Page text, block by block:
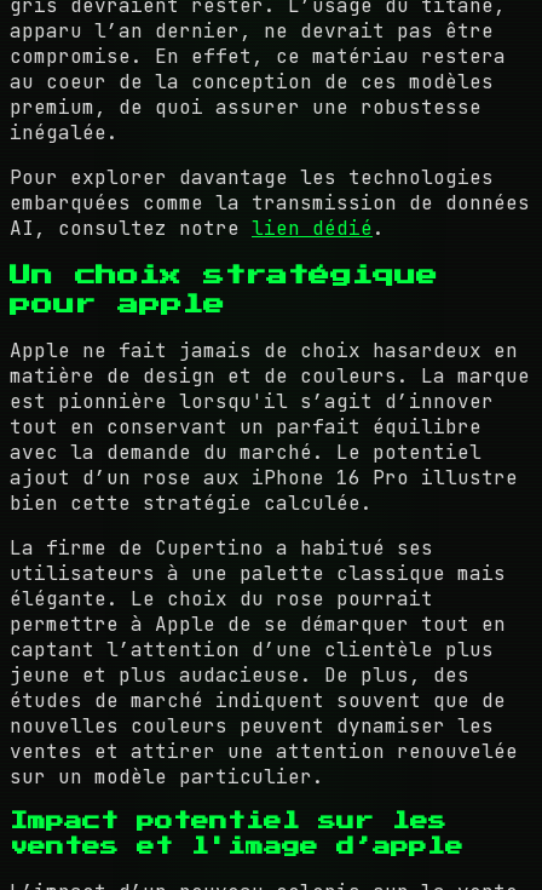
gris devraient rester. L’usage du titane,
apparu l’an dernier, ne devrait pas être
compromise. En effet, ce matériau restera
au coeur de la conception de ces modèles
premium, de quoi assurer une robustesse
inégalée.
Pour explorer davantage les technologies
embarquées comme la transmission de données
AI, consultez notre lien dédié.
Un choix stratégique
pour apple
Apple ne fait jamais de choix hasardeux en
matière de design et de couleurs. La marque
est pionnière lorsqu'il s’agit d’innover
tout en conservant un parfait équilibre
avec la demande du marché. Le potentiel
ajout d’un rose aux iPhone 16 Pro illustre
bien cette stratégie calculée.
La firme de Cupertino a habitué ses
utilisateurs à une palette classique mais
élégante. Le choix du rose pourrait
permettre à Apple de se démarquer tout en
captant l’attention d’une clientèle plus
jeune et plus audacieuse. De plus, des
études de marché indiquent souvent que de
nouvelles couleurs peuvent dynamiser les
ventes et attirer une attention renouvelée
sur un modèle particulier.
Impact potentiel sur les
ventes et l'image d’apple